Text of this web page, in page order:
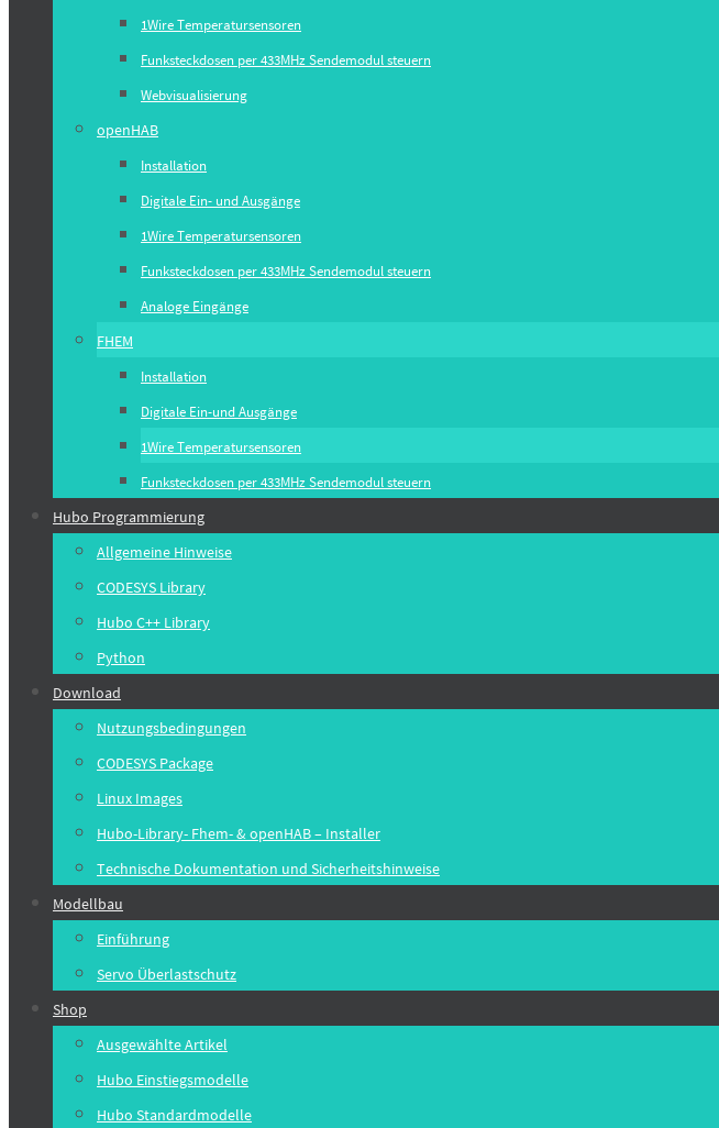
1Wire Temperatursensoren
Funksteckdosen per 433MHz Sendemodul steuern
Webvisualisierung
openHAB
Installation
Digitale Ein- und Ausgänge
1Wire Temperatursensoren
Funksteckdosen per 433MHz Sendemodul steuern
Analoge Eingänge
FHEM
Installation
Digitale Ein-und Ausgänge
1Wire Temperatursensoren
Funksteckdosen per 433MHz Sendemodul steuern
Hubo Programmierung
Allgemeine Hinweise
CODESYS Library
Hubo C++ Library
Python
Download
Nutzungsbedingungen
CODESYS Package
Linux Images
Hubo-Library- Fhem- & openHAB – Installer
Technische Dokumentation und Sicherheitshinweise
Modellbau
Einführung
Servo Überlastschutz
Shop
Ausgewählte Artikel
Hubo Einstiegsmodelle
Hubo Standardmodelle